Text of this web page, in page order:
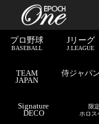
プロ野球
BASEBALL
Jリーグ
J.LEAGUE
TEAM
JAPAN
侍ジャパン
Signature
DECO
限
ホロス